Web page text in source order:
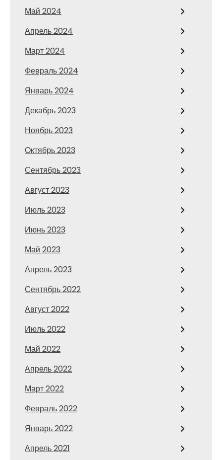
Май 2024
Апрель 2024
Март 2024
Февраль 2024
Январь 2024
Декабрь 2023
Ноябрь 2023
Октябрь 2023
Сентябрь 2023
Август 2023
Июль 2023
Июнь 2023
Май 2023
Апрель 2023
Сентябрь 2022
Август 2022
Июль 2022
Май 2022
Апрель 2022
Март 2022
Февраль 2022
Январь 2022
Апрель 2021